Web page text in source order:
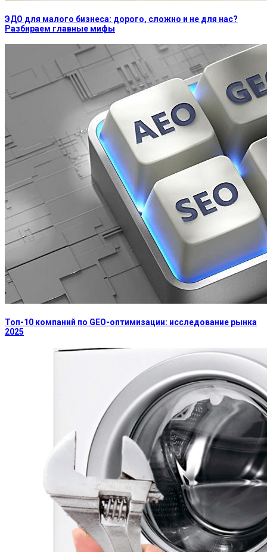
ЭДО для малого бизнеса: дорого, сложно и не для нас?
Разбираем главные мифы
Топ-10 компаний по GEO-оптимизации: исследование рынка
2025